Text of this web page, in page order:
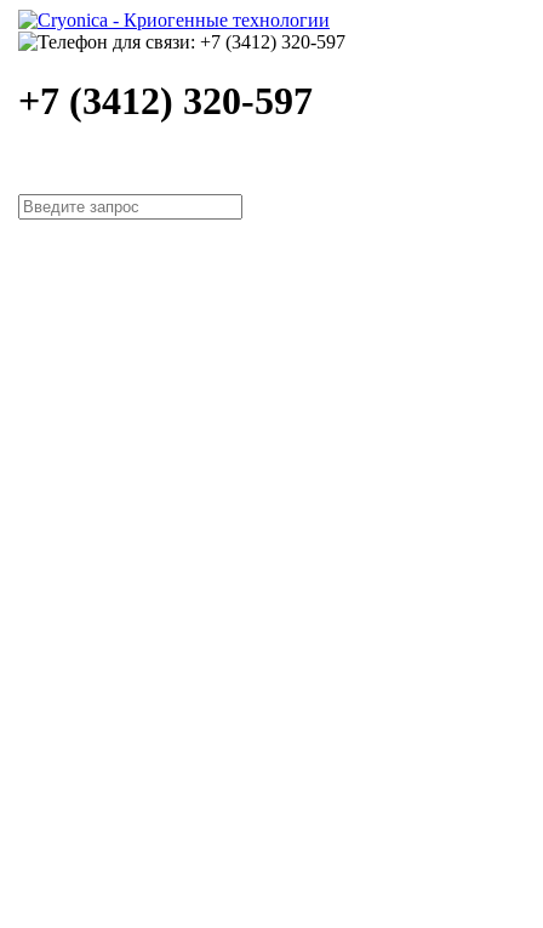
+7 (3412) 320-597